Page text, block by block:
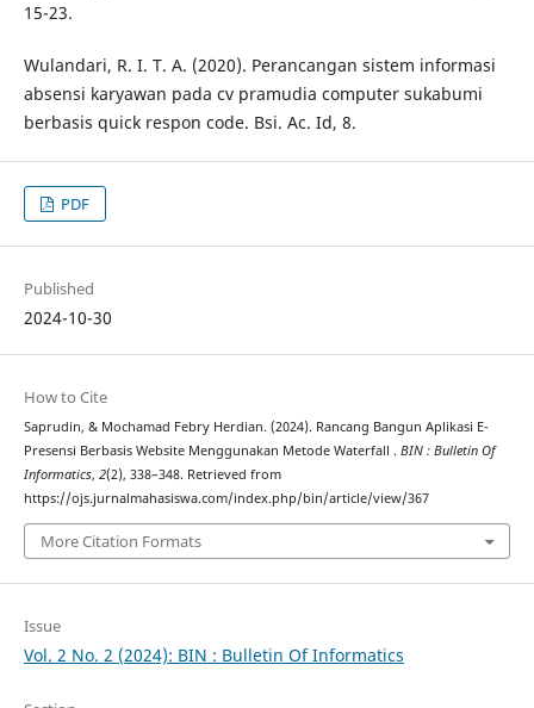
15-23.
Wulandari, R. I. T. A. (2020). Perancangan sistem informasi
absensi karyawan pada cv pramudia computer sukabumi
berbasis quick respon code. Bsi. Ac. Id, 8.
PDF
Published
2024-10-30
How to Cite
Saprudin, & Mochamad Febry Herdian. (2024). Rancang Bangun Aplikasi E-
Presensi Berbasis Website Menggunakan Metode Waterfall . BIN : Bulletin Of
Informatics, 2(2), 338–348. Retrieved from
https://ojs.jurnalmahasiswa.com/index.php/bin/article/view/367
More Citation Formats
Issue
Vol. 2 No. 2 (2024): BIN : Bulletin Of Informatics